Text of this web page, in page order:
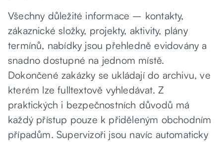
Všechny důležité informace – kontakty,
zákaznické složky, projekty, aktivity, plány
termínů, nabídky jsou přehledně evidovány a
snadno dostupné na jednom místě.
Dokončené zakázky se ukládají do archivu, ve
kterém lze fulltextově vyhledávat. Z
praktických i bezpečnostních důvodů má
každý přístup pouze k přiděleným obchodním
případům. Supervizoři jsou navíc automaticky